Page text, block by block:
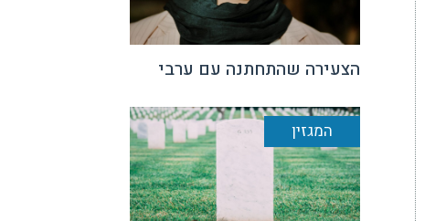
הצעירה שהתחתנה עם ערבי
המגזין